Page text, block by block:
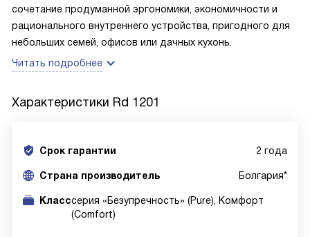
сочетание продуманной эргономики, экономичности и
рационального внутреннего устройства, пригодного для
небольших семей, офисов или дачных кухонь.
Читать подробнее
Характеристики Rd 1201
Срок гарантии 2 года
Cтрана производитель Болгария*
Класссерия «Безупречность» (Pure), Комфорт
(Comfort)